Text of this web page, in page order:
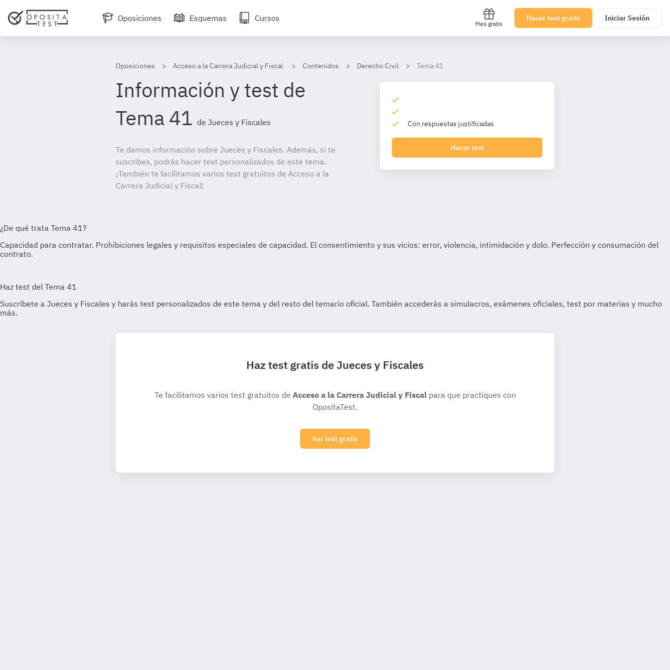
Oposiciones Esquemas Cursos
Mes gratis
Hacer test gratis Iniciar Sesión
Oposiciones Acceso a la Carrera Judicial y Fiscal Contenidos Derecho Civil Tema 41
Información y test de
Tema 41 de Jueces y Fiscales
Te damos información sobre Jueces y Fiscales. Además, si te
suscribes, podrás hacer test personalizados de este tema.
¡También te facilitamos varios test gratuitos de Acceso a la
Carrera Judicial y Fiscal!
Con respuestas justificadas
Hacer test
Haz test gratis de Jueces y Fiscales
Te facilitamos varios test gratuitos de Acceso a la Carrera Judicial y Fiscalpara que practiques con
OpositaTest.
Ver test gratis